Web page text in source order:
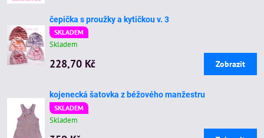
čepička s proužky a kytičkou v. 3
SKLADEM
Skladem
228,70 Kč Zobrazit
kojenecká šatovka z béžového manžestru
SKLADEM
Skladem